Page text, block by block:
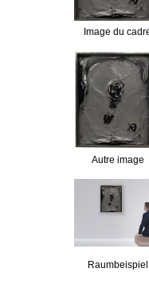
Image du
Autre image
Raumbeispiel